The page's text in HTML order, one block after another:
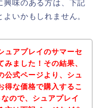
興味のある方は、下記
いかもしれません。
ュアプレイのサマーセ
みました！その結果、
公式ページより、シュ
得な価格で購入するこ
ので、シュアプレイ